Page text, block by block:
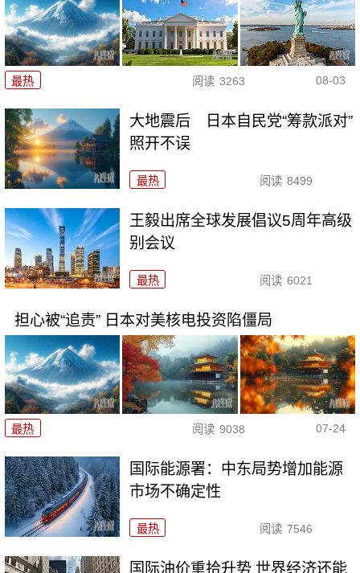
最热 阅读 3263 08-03
大地震后 日本自民党“筹款派对”
照开不误
最热 阅读 8499
王毅出席全球发展倡议5周年高级
别会议
最热 阅读 6021
担心被“追责” 日本对美核电投资陷僵局
最热 阅读 9038 07-24
国际能源署：中东局势增加能源
市场不确定性
最热 阅读 7546
国际油价重拾升势 世界经济还能